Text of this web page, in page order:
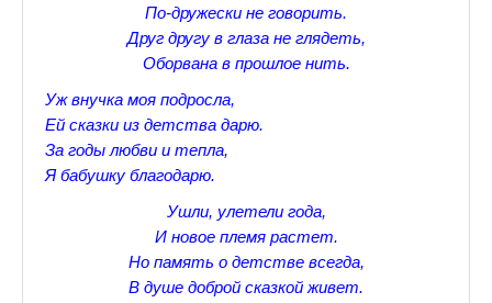
Все про Царское село
Лучшие стихи Русских Классиков
♪♫Nostalgia melody★
♪♫Музыкальное ассорти★
♪♫Nostalgia melody★
ЗАЛЫ ДЛЯ НАСТОЛЬНОГО ТЕННИСА В ПУШКИНЕ
♪♫Анекдоты★
По-дружески не говорить.
Друг другу в глаза не глядеть,
Оборвана в прошлое нить.
Уж внучка моя подросла,
Ей сказки из детства дарю.
За годы любви и тепла,
Я бабушку благодарю.
Ушли, улетели года,
И новое племя растет.
Но память о детстве всегда,
В душе доброй сказкой живет.